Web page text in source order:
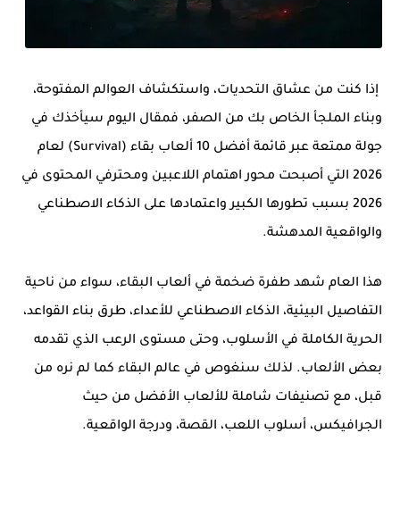
إذا كنت من عشاق التحديات، واستكشاف العوالم المفتوحة،
وبناء الملجأ الخاص بك من الصفر، فمقال اليوم سيأخذك في
جولة ممتعة عبر قائمة
أفضل 10 ألعاب بقاء (Survival) لعام
2026 التي أصبحت محور اهتمام اللاعبين ومحترفي المحتوى في
2026 بسبب تطورها الكبير واعتمادها على الذكاء الاصطناعي
والواقعية المدهشة.
هذا العام شهد طفرة ضخمة في ألعاب البقاء، سواء من ناحية
التفاصيل البيئية، الذكاء الاصطناعي للأعداء، طرق بناء القواعد،
الحرية الكاملة في الأسلوب، وحتى مستوى الرعب الذي تقدمه
بعض الألعاب. لذلك سنغوص في عالم البقاء كما لم نره من
قبل، مع تصنيفات شاملة للألعاب الأفضل من حيث
الجرافيكس، أسلوب اللعب، القصة، ودرجة الواقعية.